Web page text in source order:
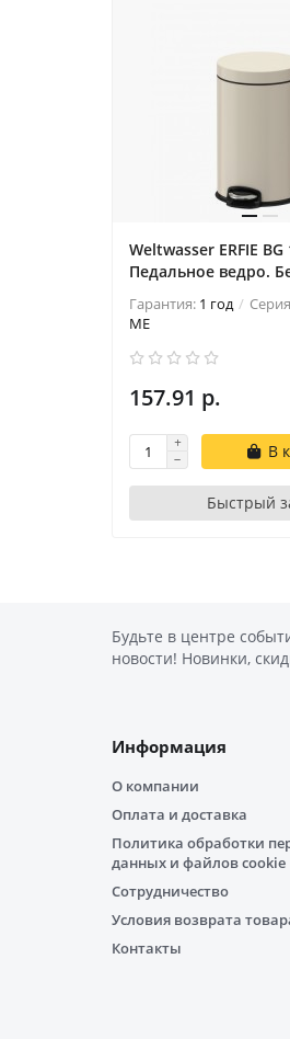
Weltwasser ERFIE BG
Педальное ведро.
Гарантия: 1 год
ME
157.91 р.
В
Быстрый
Будьте в центре
новости! Новинки,
Информация
О компании
Оплата и доставка
Политика обработки
данных и файлов cookie
Сотрудничество
Условия возврата
Контакты